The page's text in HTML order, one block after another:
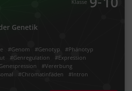
Klasse
Genetik
#Genom #Genotyp
#Phänotyp
#Genregulation
#Expression
#Vererbung
#Chromatinfäden #Intron